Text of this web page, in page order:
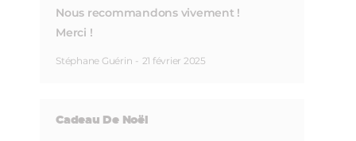
Nous recommandons vivement !
Merci !
Stéphane Guérin - 21 février 2025
Cadeau De Noël